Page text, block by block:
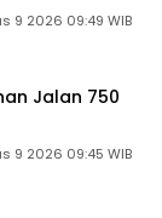
9 2026 09:49 WIB
Jalan 750
9 2026 09:45 WIB